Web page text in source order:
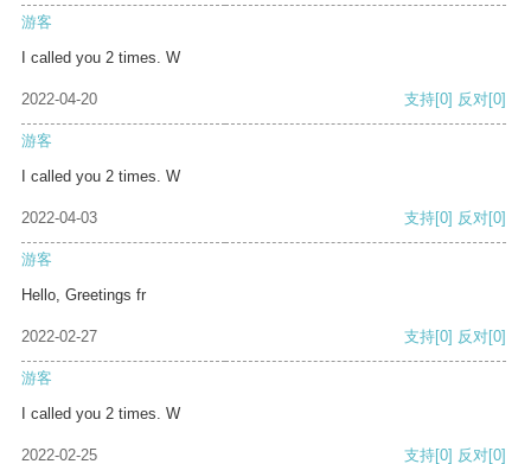
游客
I called you 2 times. W
2022-04-20 支持[0] 反对[0]
游客
I called you 2 times. W
2022-04-03 支持[0] 反对[0]
游客
Hello, Greetings fr
2022-02-27 支持[0] 反对[0]
游客
I called you 2 times. W
2022-02-25 支持[0] 反对[0]